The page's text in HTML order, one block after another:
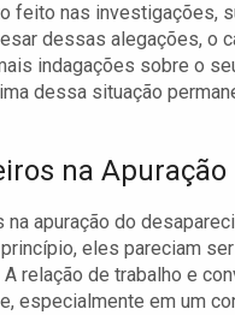
feito nas investigações,
dessas alegações, o
indagações sobre o
dessa situação
na Apuração
apuração do
eles pareciam
relação de trabalho e
especialmente em um